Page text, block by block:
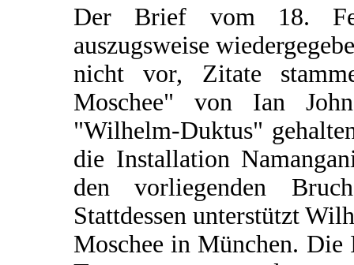
Der Brief vom 18.
auszugsweise
nicht vor, Zitate
Moschee" von Ian
"Wilhelm-Duktus"
die Installation
den vorliegenden
Stattdessen unterstützt
Moschee in München.